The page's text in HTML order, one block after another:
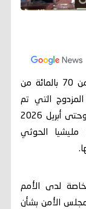
كشفت الولايات المتحدة الأمريكية أن أكثر من 70 بالمائة من
التي تم
ضبطها خلال الفترة الممتدة من يناير 2025 وحتى أبريل 2026
الحوثي
لدى الأمم
الأمن بشأن